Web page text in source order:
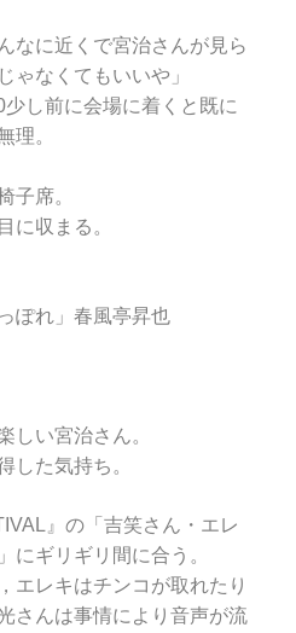
なに近くで宮治さんが見ら
ゃなくてもいいや」
し前に会場に着くと既に
理。
子席。
に収まる。
ぽれ」春風亭昇也
しい宮治さん。
した気持ち。
』の「吉笑さん・エレ
にギリギリ間に合う。
エレキはチンコが取れたり
さんは事情により音声が流